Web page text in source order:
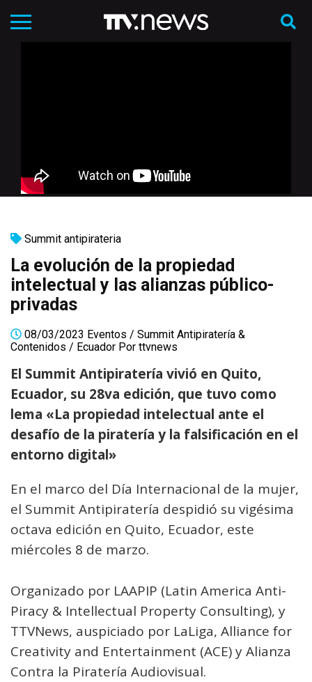
Summit antipirateria
La evolución de la propiedad
intelectual y las alianzas público-
privadas
08/03/2023 Eventos / Summit Antipiratería &
Contenidos / Ecuador Por ttvnews
El Summit Antipiratería vivió en Quito,
Ecuador, su 28va edición, que tuvo como
lema «La propiedad intelectual ante el
desafío de la piratería y la falsificación en el
entorno digital»
En el marco del Día Internacional de la mujer,
el Summit Antipiratería despidió su vigésima
octava edición en Quito, Ecuador, este
miércoles 8 de marzo.
Organizado por LAAPIP (Latin America Anti-
Piracy & Intellectual Property Consulting), y
TTVNews, auspiciado por LaLiga, Alliance for
Creativity and Entertainment (ACE) y Alianza
Contra la Piratería Audiovisual.